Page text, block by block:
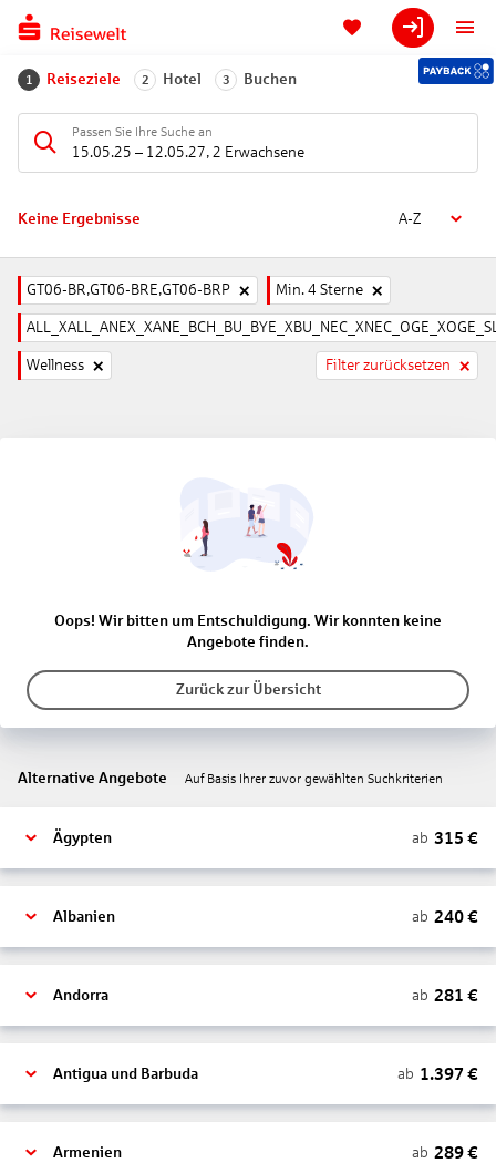
1 Reiseziele 2 Hotel 3 Buchen
Passen Sie Ihre Suche an
15.05.25 – 12.05.27, 2 Erwachsene
Keine Ergebnisse A-Z
GT06-BR,GT06-BRE,GT06-BRP Min. 4 Sterne
Wellness Filter zurücksetzen
Oops! Wir bitten um Entschuldigung. Wir konnten keine
Angebote finden.
Zurück zur Übersicht
Alternative Angebote Auf Basis Ihrer zuvor gewählten Suchkriterien
Ägypten ab 315 €
Albanien ab 240€
Andorra ab 281 €
Antigua und Barbuda ab 1.397 €
Armenien ab 289€